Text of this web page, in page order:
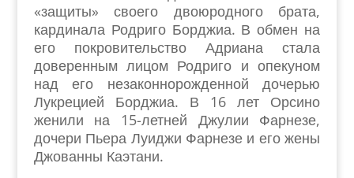
«защиты» своего двоюродного брата,
кардинала Родриго Борджиа. В обмен на
его покровительство Адриана стала
доверенным лицом Родриго и опекуном
над его незаконнорожденной дочерью
Лукрецией Борджиа. В 16 лет Орсино
женили на 15-летней Джулии Фарнезе,
дочери Пьера Луиджи Фарнезе и его жены
Джованны Каэтани.